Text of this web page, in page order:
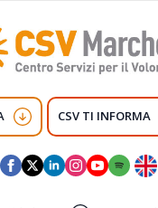
CSV TI INFORMA